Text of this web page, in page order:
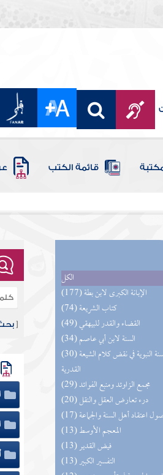
قائمة الكتب
الكل
(177) الإبانة الكبرى لابن بطة
(74) كتاب الشريعة
(49) القضاء والقدر للبيهقي
(34) السنة لابن أبي عاصم
(30) منهاج السنة النبوية في نقض كلام الشيعة
القدرية
(29) مجمع الزاوئد ومنبع الفوائد
(20) درء تعارض العقل والنقل
اعتقاد أهل السنة والجماعة
(13) المعجم الأوسط
(13) فيض القدير
(13) التفسير الكبير
[